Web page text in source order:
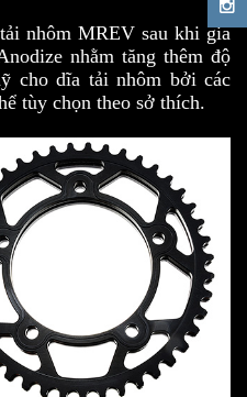
nhôm MREV sau khi gia
nhằm tăng thêm độ
cho dĩa tải nhôm bởi các
tùy chọn theo sở thích.